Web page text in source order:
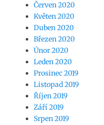
Červen 2020
Květen 2020
Duben 2020
Březen 2020
Únor 2020
Leden 2020
Prosinec 2019
Listopad 2019
Říjen 2019
Září 2019
Srpen 2019